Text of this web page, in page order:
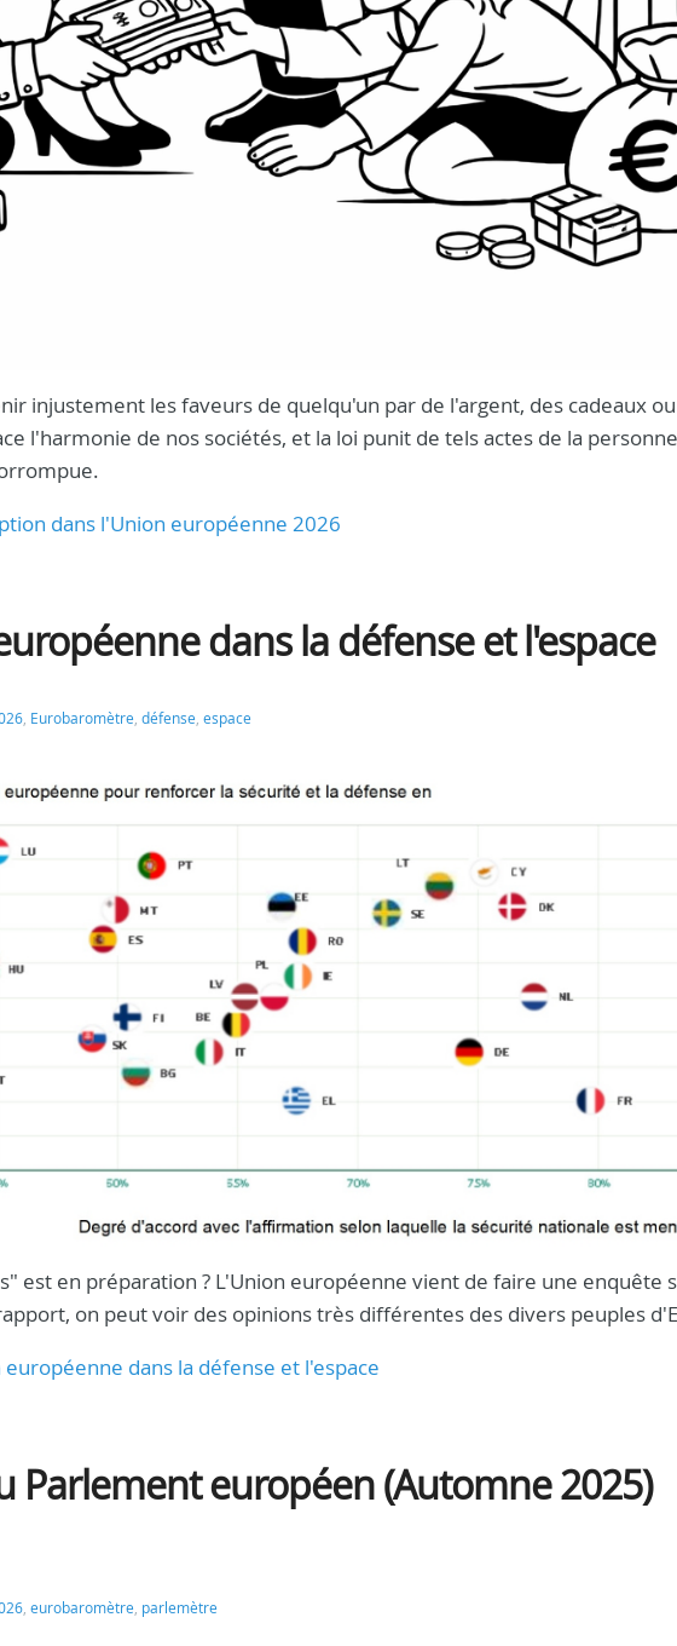
injustement les faveurs de quelqu'un par de l'argent, des cadeaux
l'harmonie de nos sociétés, et la loi punit de tels actes de la personne
dans l'Union européenne 2026
dans la défense et l'espace
Eurobaromètre défense espace
est en préparation ? L'Union européenne vient de faire une enquête
on peut voir des opinions très différentes des divers peuples
dans la défense et l'espace
Parlement européen (Automne 2025)
eurobaromètre parlemètre